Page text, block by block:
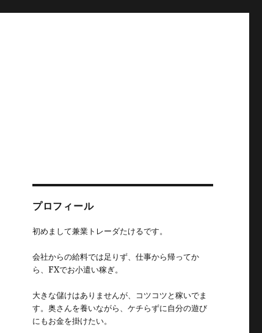
プロフィール
初めまして兼業トレーダたけるです。
会社からの給料では足りず、仕事から帰ってか
ら、FXでお小遣い稼ぎ。
大きな儲けはありませんが、コツコツと稼いでま
す。奥さんを養いながら、ケチらずに自分の遊び
にもお金を掛けたい。